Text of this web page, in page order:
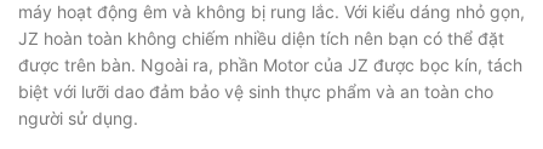
máy hoạt động êm và không bị rung lắc. Với kiểu dáng nhỏ gọn,
JZ hoàn toàn không chiếm nhiều diện tích nên bạn có thể đặt
được trên bàn. Ngoài ra, phần Motor của JZ được bọc kín, tách
biệt với lưỡi dao đảm bảo vệ sinh thực phẩm và an toàn cho
người sử dụng.